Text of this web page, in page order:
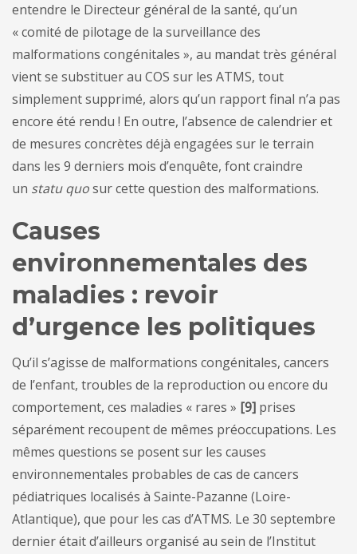
entendre le Directeur général de la santé, qu’un
« comité de pilotage de la surveillance des
malformations congénitales », au mandat très général
vient se substituer au COS sur les ATMS, tout
simplement supprimé, alors qu’un rapport final n’a pas
encore été rendu ! En outre, l’absence de calendrier et
de mesures concrètes déjà engagées sur le terrain
dans les 9 derniers mois d’enquête, font craindre
un statu quosur cette question des malformations.
Causes
environnementales des
maladies : revoir
d’urgence les politiques
Qu’il s’agisse de malformations congénitales, cancers
de l’enfant, troubles de la reproduction ou encore du
comportement, ces maladies « rares » [9] prises
séparément recoupent de mêmes préoccupations. Les
mêmes questions se posent sur les causes
environnementales probables de cas de cancers
pédiatriques localisés à Sainte-Pazanne (Loire-
Atlantique), que pour les cas d’ATMS. Le 30 septembre
dernier était d’ailleurs organisé au sein de l’Institut